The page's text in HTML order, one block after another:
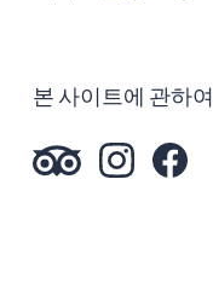
본 사이트에 관하여